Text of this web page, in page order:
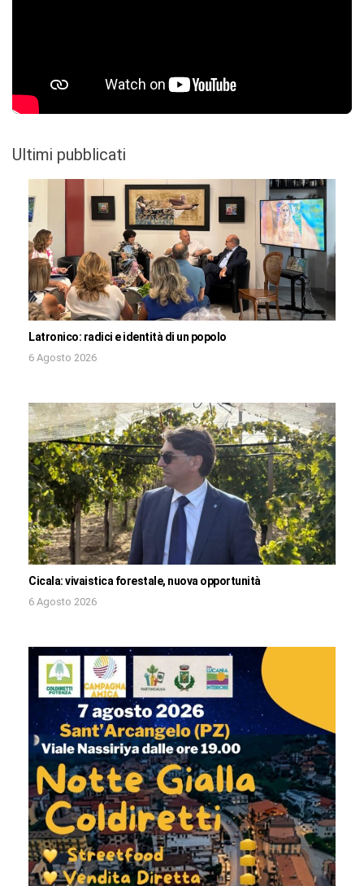
Ultimi pubblicati
Latronico: radici e identità di un popolo
6 Agosto 2026
Cicala: vivaistica forestale, nuova opportunità
6 Agosto 2026